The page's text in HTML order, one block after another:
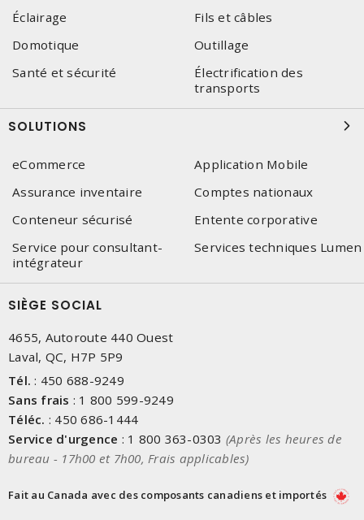
Éclairage
Fils et câbles
Domotique
Outillage
Santé et sécurité
Électrification des
transports
SOLUTIONS
eCommerce
Application Mobile
Assurance inventaire
Comptes nationaux
Conteneur sécurisé
Entente corporative
Service pour consultant-
intégrateur
Services techniques Lumen
SIÈGE SOCIAL
4655, Autoroute 440 Ouest
Laval, QC, H7P 5P9
Tél. : 450 688-9249
Sans frais : 1 800 599-9249
Téléc. : 450 686-1444
Service d'urgence : 1 800 363-0303 (Après les heures de
bureau - 17h00 et 7h00, Frais applicables)
Fait au Canada avec des composants canadiens et importés